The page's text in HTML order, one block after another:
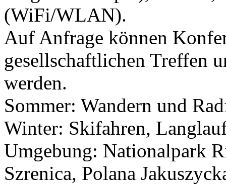
(WiFi/WLAN).
Auf Anfrage können
gesellschaftlichen Treffen
werden.
Sommer: Wandern und
Winter: Skifahren,
Umgebung: Nationalpark
Szrenica, Polana